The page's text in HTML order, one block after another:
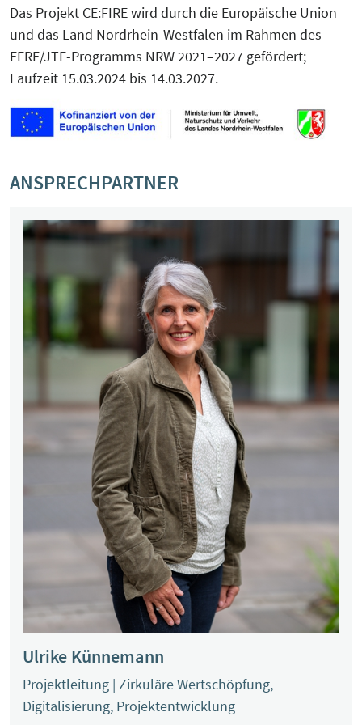
Das Projekt CE:FIRE wird durch die Europäische Union
und das Land Nordrhein-Westfalen im Rahmen des
EFRE/JTF-Programms NRW 2021–2027 gefördert;
Laufzeit 15.03.2024 bis 14.03.2027.
ANSPRECHPARTNER
Ulrike Künnemann
Projektleitung | Zirkuläre Wertschöpfung,
Digitalisierung, Projektentwicklung